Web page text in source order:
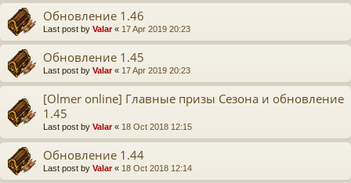
Обновление 1.46
Last post by Valar« 17 Apr 2019 20:23
Обновление 1.45
Last post by Valar« 17 Apr 2019 20:23
[Olmer online] Главные призы Сезона и обновление
1.45
Last post by Valar« 18 Oct 2018 12:15
Обновление 1.44
Last post by Valar« 18 Oct 2018 12:14